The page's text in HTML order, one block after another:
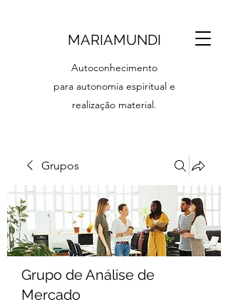
MARIAMUNDI
Autoconhecimento
para autonomia espiritual e
realização material.
Grupos
Grupo de Análise de
Mercado